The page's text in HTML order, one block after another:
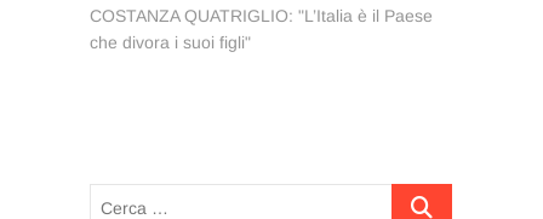
successivo:
COSTANZA QUATRIGLIO: "L’Italia è il Paese
che divora i suoi figli"
Cerca